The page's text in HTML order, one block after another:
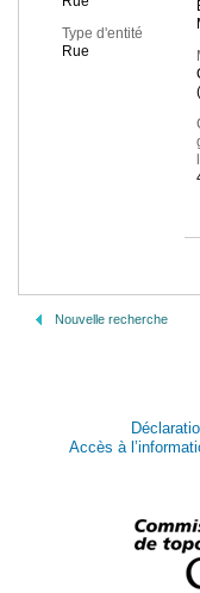
Type d'entité
Rue
Nouvelle recherche
Accès à